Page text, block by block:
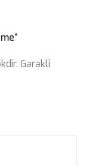
Gərəkli